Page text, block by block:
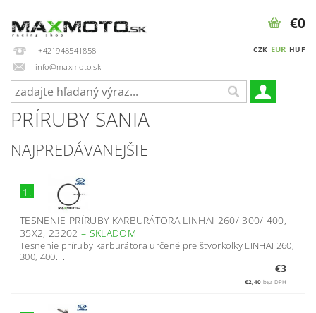
+421948541858
info@maxmoto.sk
CZK EUR HUF
€0
PRÍRUBY SANIA
NAJPREDÁVANEJŠIE
1.
TESNENIE PRÍRUBY KARBURÁTORA LINHAI 260/ 300/ 400,
35X2, 23202 – SKLADOM
Tesnenie príruby karburátora určené pre štvorkolky LINHAI 260,
300, 400....
€3
€2,40 bez DPH